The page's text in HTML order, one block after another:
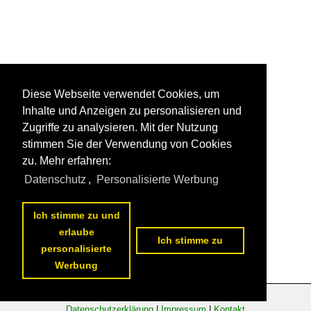
Diese Webseite verwendet Cookies, um
Inhalte und Anzeigen zu personalisieren und
Zugriffe zu analysieren. Mit der Nutzung
stimmen Sie der Verwendung von Cookies
zu. Mehr erfahren:
Datenschutz , Personalisierte Werbung
Ich stimme zu und
erlaube
personalisierte
Werbung
Ich stimme zu